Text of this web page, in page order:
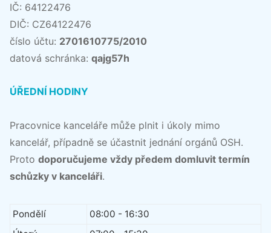
IČ: 64122476
DIČ: CZ64122476
číslo účtu: 2701610775/2010
datová schránka: qajg57h
ÚŘEDNÍ HODINY
Pracovnice kanceláře může plnit i úkoly mimo
kancelář, případně se účastnit jednání orgánů OSH.
Proto doporučujeme vždy předem domluvit termín
schůzky v kanceláři.
Pondělí
08:00 - 16:30